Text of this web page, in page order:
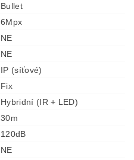
Bullet
6Mpx
NE
NE
IP (síťové)
Fix
Hybridní (IR + LED)
30m
120dB
NE